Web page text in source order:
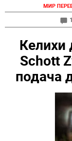
МИР
Келихи
Schott
подача